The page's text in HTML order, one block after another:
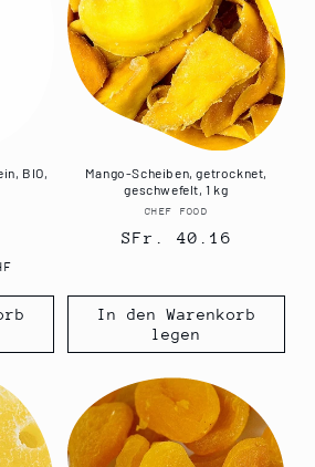
BIO,
Mango-Scheiben, getrocknet,
geschwefelt, 1 kg
Anbieter:
CHEF FOOD
Normaler
SFr. 40.16
In den Warenkorb
legen